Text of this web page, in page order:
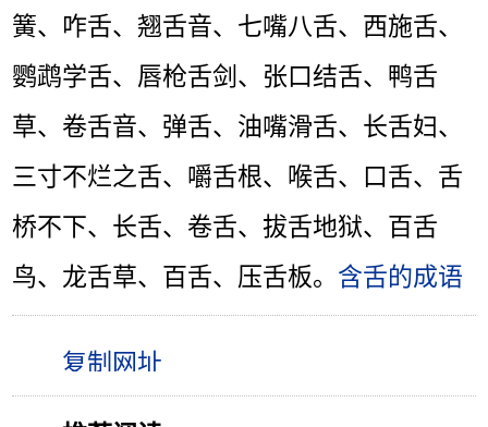
簧、咋舌、翘舌音、七嘴八舌、西施舌、
鹦鹉学舌、唇枪舌剑、张口结舌、鸭舌
草、卷舌音、弹舌、油嘴滑舌、长舌妇、
三寸不烂之舌、嚼舌根、喉舌、口舌、舌
桥不下、长舌、卷舌、拔舌地狱、百舌
鸟、龙舌草、百舌、压舌板。 含舌的成语